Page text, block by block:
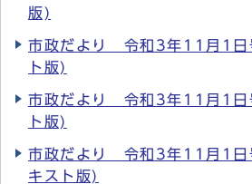
版)
市政だより 令和3年11月1
ト版)
市政だより 令和3年11月1
ト版)
市政だより 令和3年11月1
キスト版)